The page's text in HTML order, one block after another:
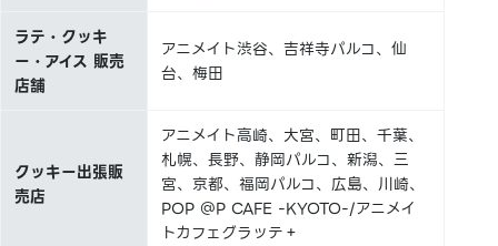
ラテ・クッキ
ー・アイス 販売
店舗
アニメイト渋谷、吉祥寺パルコ、仙
台、梅田
クッキー出張販
売店
アニメイト高崎、大宮、町田、千葉、
札幌、長野、静岡パルコ、新潟、三
宮、京都、福岡パルコ、広島、川崎、
POP ＠P CAFE -KYOTO-/アニメイ
トカフェグラッテ＋